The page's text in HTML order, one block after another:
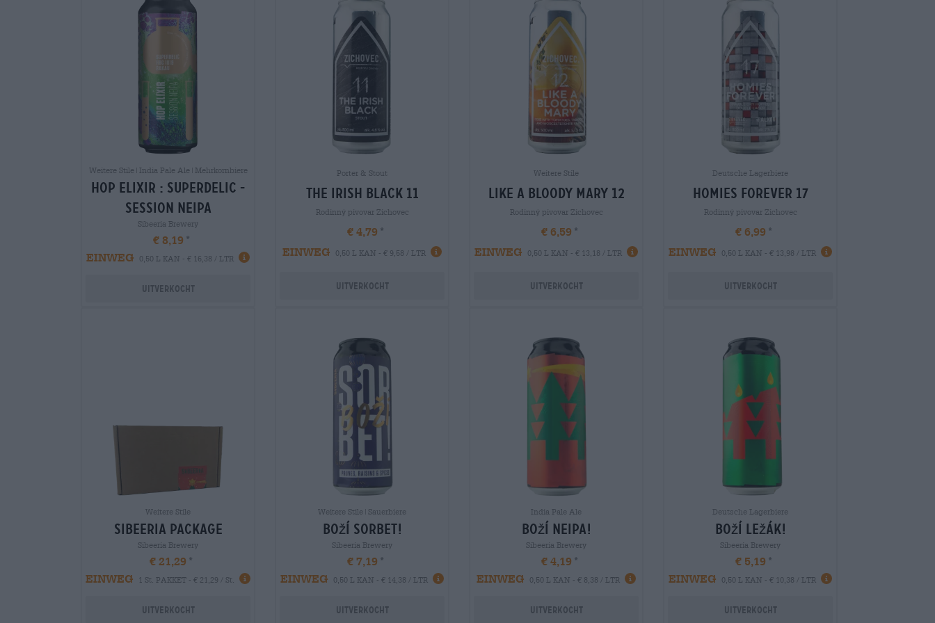
Weitere Stile|India Pale Ale|Mehrkornbiere
hop elixir : superdelic -
session neipa
Sibeeria Brewery
€ 8,19
EINWEG
0,50 L KAN - € 16,38 / LTR
Uitverkocht
Porter & Stout
the irish black 11
Rodinný pivovar Zichovec
€ 4,79
EINWEG
0,50 L KAN - € 9,58 / LTR
Uitverkocht
Weitere Stile
like a bloody mary 12
Rodinný pivovar Zichovec
€ 6,59
EINWEG
0,50 L KAN - € 13,18 / LTR
Uitverkocht
Deutsche Lagerbiere
homies forever 17
Rodinný pivovar Zichovec
€ 6,99
EINWEG
0,50 L KAN - € 13,98 / LTR
Uitverkocht
Weitere Stile
sibeeria package
Sibeeria Brewery
€ 21,29
EINWEG
1 St. PAKKET - € 21,29 / St.
Uitverkocht
Weitere Stile|Sauerbiere
boží sorbet!
Sibeeria Brewery
€ 7,19
EINWEG
0,50 L KAN - € 14,38 / LTR
Uitverkocht
India Pale Ale
boží neipa!
Sibeeria Brewery
€ 4,19
EINWEG
0,50 L KAN - € 8,38 / LTR
Uitverkocht
Deutsche Lagerbiere
boží ležák!
Sibeeria Brewery
€ 5,19
EINWEG
0,50 L KAN - € 10,38 / LTR
Uitverkocht